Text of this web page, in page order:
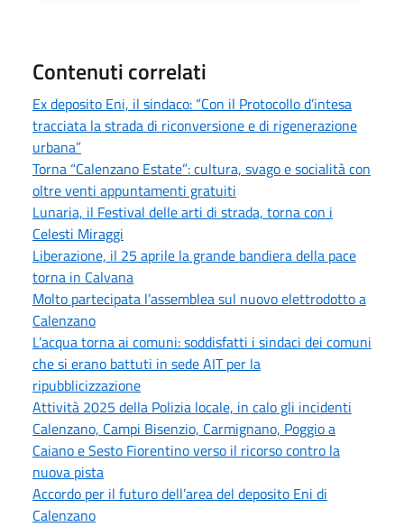
Contenuti correlati
Ex deposito Eni, il sindaco: “Con il Protocollo d’intesa
tracciata la strada di riconversione e di rigenerazione
urbana”
Torna “Calenzano Estate”: cultura, svago e socialità con
oltre venti appuntamenti gratuiti
Lunaria, il Festival delle arti di strada, torna con i
Celesti Miraggi
Liberazione, il 25 aprile la grande bandiera della pace
torna in Calvana
Molto partecipata l’assemblea sul nuovo elettrodotto a
Calenzano
L’acqua torna ai comuni: soddisfatti i sindaci dei comuni
che si erano battuti in sede AIT per la
ripubblicizzazione
Attività 2025 della Polizia locale, in calo gli incidenti
Calenzano, Campi Bisenzio, Carmignano, Poggio a
Caiano e Sesto Fiorentino verso il ricorso contro la
nuova pista
Accordo per il futuro dell’area del deposito Eni di
Calenzano